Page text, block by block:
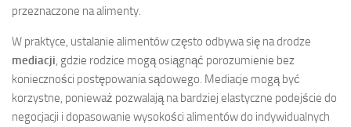
przeznaczone na alimenty.
W praktyce, ustalanie alimentów często odbywa się na drodze
mediacji , gdzie rodzice mogą osiągnąć porozumienie bez
konieczności postępowania sądowego. Mediacje mogą być
korzystne, ponieważ pozwalają na bardziej elastyczne podejście do
negocjacji i dopasowanie wysokości alimentów do indywidualnych